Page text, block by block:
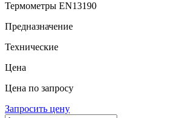
Термометры EN13190
Предназначение
Технические
Цена
Цена по запросу
Запросить цену